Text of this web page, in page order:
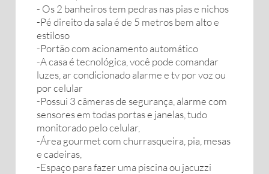
- Os 2 banheiros tem pedras nas pias e nichos
-Pé direito da sala é de 5 metros bem alto e
estiloso
-Portão com acionamento automático
-A casa é tecnológica, você pode comandar
luzes, ar condicionado alarme e tv por voz ou
por celular
-Possui 3 câmeras de segurança, alarme com
sensores em todas portas e janelas, tudo
monitorado pelo celular,
-Área gourmet com churrasqueira, pia, mesas
e cadeiras,
-Espaço para fazer uma piscina ou jacuzzi